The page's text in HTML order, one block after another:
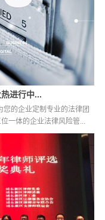
进行中...
的企业定制专业的法律团
一体的企业法律风险管...